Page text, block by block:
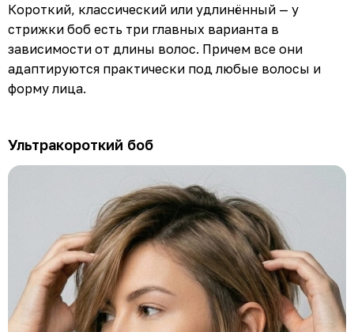
Короткий, классический или удлинённый — у
стрижки боб есть три главных варианта в
зависимости от длины волос. Причем все они
адаптируются практически под любые волосы и
форму лица.
Ультракороткий боб